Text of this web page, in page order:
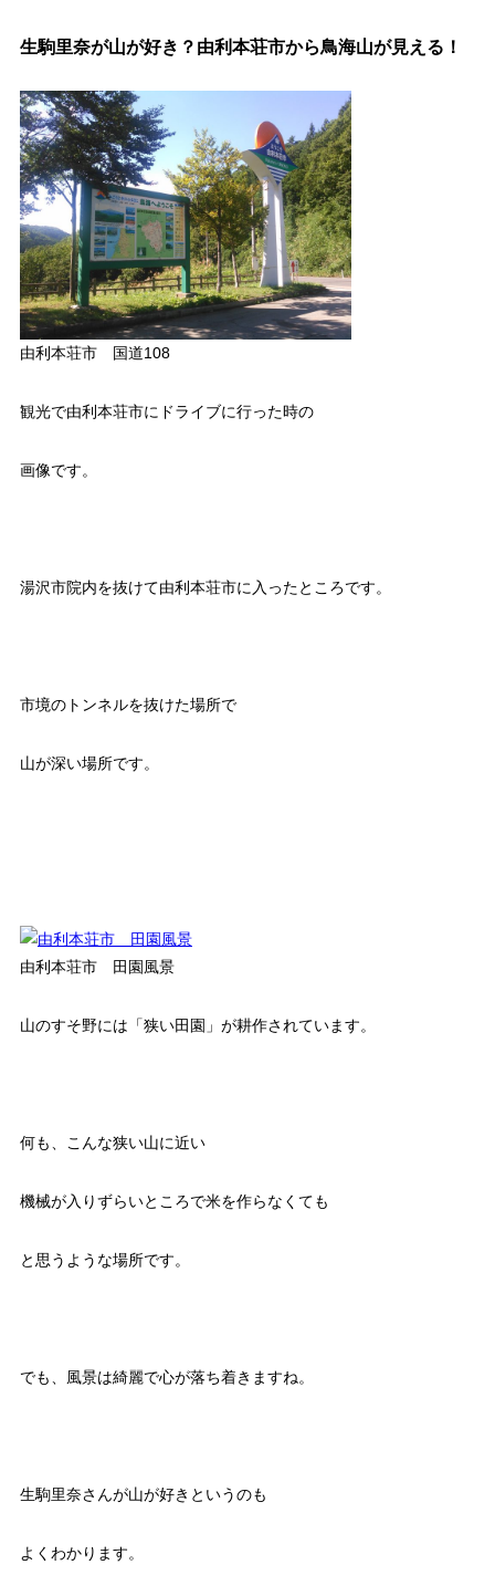
生駒里奈が山が好き？由利本荘市から鳥海山が見える！
由利本荘市 国道108
観光で由利本荘市にドライブに行った時の
画像です。
湯沢市院内を抜けて由利本荘市に入ったところです。
市境のトンネルを抜けた場所で
山が深い場所です。
由利本荘市 田園風景
山のすそ野には「狭い田園」が耕作されています。
何も、こんな狭い山に近い
機械が入りずらいところで米を作らなくても
と思うような場所です。
でも、風景は綺麗で心が落ち着きますね。
生駒里奈さんが山が好きというのも
よくわかります。